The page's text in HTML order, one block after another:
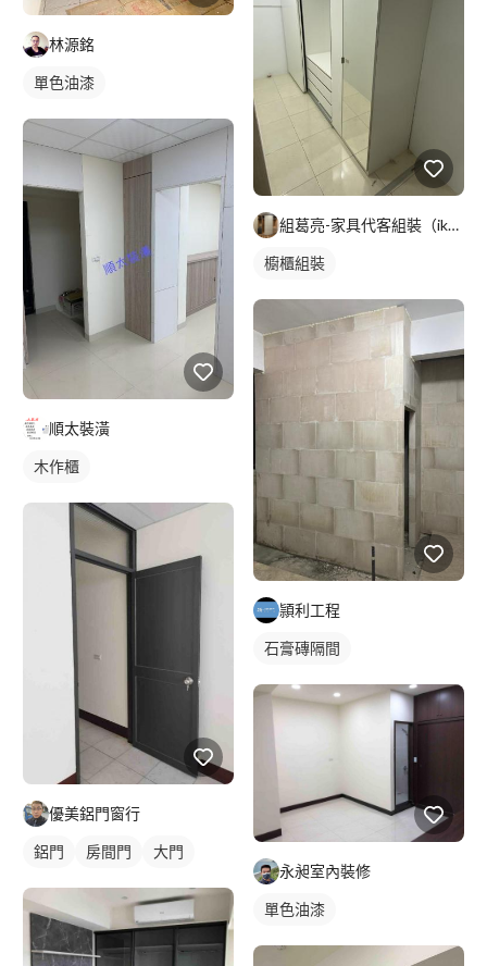
林源銘
單色油漆
順太裝潢
木作櫃
優美鋁門窗行
鋁門 房間門 大門
組葛亮-家具代客組裝（ikea、淘寶）
櫥櫃組裝
頴利工程
石膏磚隔間
永昶室內裝修
單色油漆